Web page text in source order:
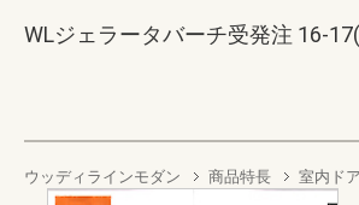
WLジェラータバーチ受発注 16-
ウッディラインモダン 商品特長 室内ド